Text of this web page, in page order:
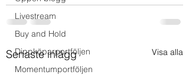
Livestream
Buy and Hold
Dippköparportföljen
Momentumportföljen
Senaste inlägg Visa alla